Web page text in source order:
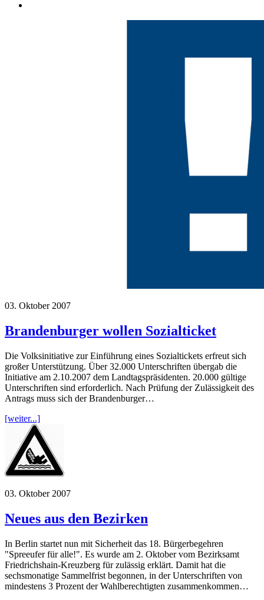
03. Oktober 2007
Brandenburger wollen Sozialticket
Die Volksinitiative zur Einführung eines Sozialtickets erfreut sich
großer Unterstützung. Über 32.000 Unterschriften übergab die
Initiative am 2.10.2007 dem Landtagspräsidenten. 20.000 gültige
Unterschriften sind erforderlich. Nach Prüfung der Zulässigkeit des
Antrags muss sich der Brandenburger…
[weiter...]
03. Oktober 2007
Neues aus den Bezirken
In Berlin startet nun mit Sicherheit das 18. Bürgerbegehren
"Spreeufer für alle!". Es wurde am 2. Oktober vom Bezirksamt
Friedrichshain-Kreuzberg für zulässig erklärt. Damit hat die
sechsmonatige Sammelfrist begonnen, in der Unterschriften von
mindestens 3 Prozent der Wahlberechtigten zusammenkommen…